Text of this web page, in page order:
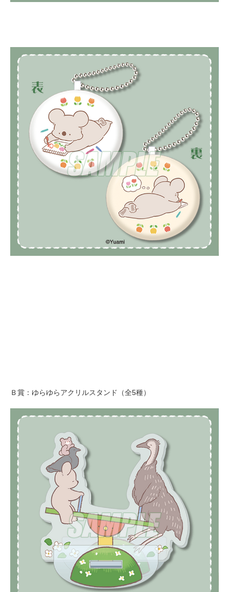
Ｂ賞：ゆらゆらアクリルスタンド（全5種）